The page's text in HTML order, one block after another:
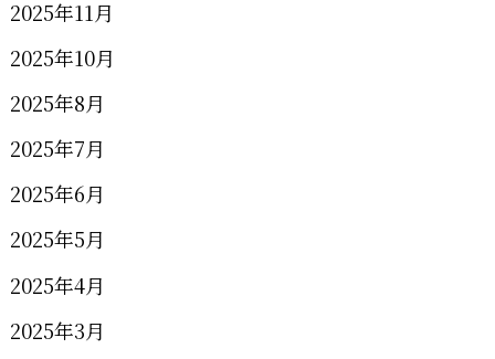
2025年11月
2025年10月
2025年8月
2025年7月
2025年6月
2025年5月
2025年4月
2025年3月